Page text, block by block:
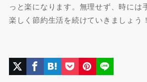
っと楽になります。無理せず、時には
楽しく節約生活を続けていきましょう！